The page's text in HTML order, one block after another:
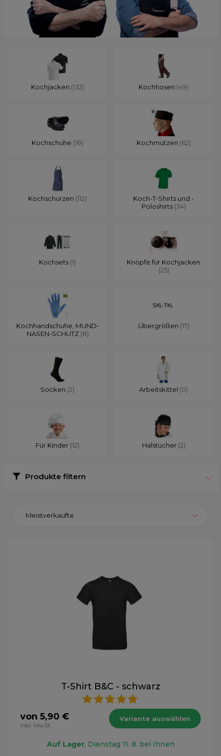
Kochjacken (132) Kochhosen (49)
Kochschuhe (18) Kochmützen (62)
Kochschürzen (112)
Koch-T-Shirts und -
Poloshirts (34)
Kochsets (1)
Knöpfe für Kochjacken
(25)
Kochhandschuhe, MUND-
NASEN-SCHUTZ (8)
Übergrößen (17)
Socken (2) Arbeitskittel (0)
Für Kinder (12) Halstücher (2)
Produkte filtern
Meistverkaufte
T-Shirt B&C - schwarz
von 5,90 €
inkl. MwSt.
Variante auswählen
Auf Lager, Dienstag 11. 8. bei Ihnen